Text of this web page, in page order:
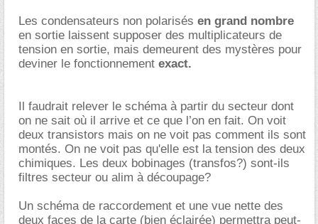
Les condensateurs non polarisés en grand nombre
en sortie laissent supposer des multiplicateurs de
tension en sortie, mais demeurent des mystères pour
deviner le fonctionnement exact.
Il faudrait relever le schéma à partir du secteur dont
on ne sait où il arrive et ce que l’on en fait. On voit
deux transistors mais on ne voit pas comment ils sont
montés. On ne voit pas qu'elle est la tension des deux
chimiques. Les deux bobinages (transfos?) sont-ils
filtres secteur ou alim à découpage?
Un schéma de raccordement et une vue nette des
deux faces de la carte (bien éclairée) permettra peut-